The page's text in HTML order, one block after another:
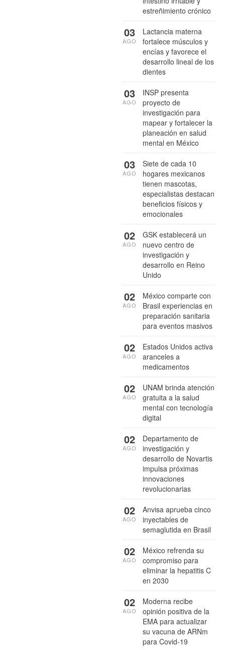
estreñimiento crónico
Lactancia materna
fortalece músculos y
encías y favorece el
desarrollo lineal de los
dientes
03
AGO
INSP presenta
proyecto de
investigación para
mapear y fortalecer la
planeación en salud
mental en México
03
AGO
Siete de cada 10
hogares mexicanos
tienen mascotas,
especialistas destacan
beneficios físicos y
emocionales
03
AGO
GSK establecerá un
nuevo centro de
investigación y
desarrollo en Reino
Unido
02
AGO
México comparte con
Brasil experiencias en
preparación sanitaria
para eventos masivos
02
AGO
Estados Unidos activa
aranceles a
medicamentos
02
AGO
UNAM brinda atención
gratuita a la salud
mental con tecnología
digital
02
AGO
Departamento de
investigación y
desarrollo de Novartis
impulsa próximas
innovaciones
revolucionarias
02
AGO
Anvisa aprueba cinco
inyectables de
semaglutida en Brasil
02
AGO
México refrenda su
compromiso para
eliminar la hepatitis C
en 2030
02
AGO
Moderna recibe
opinión positiva de la
EMA para actualizar
su vacuna de ARNm
para Covid-19
02
AGO